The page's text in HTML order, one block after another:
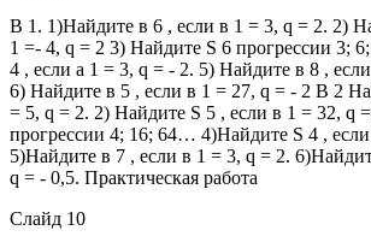
В 1. 1)Найдите в 6 , если в 1 = 3, q = 2. 2)
1 =- 4, q = 2 3) Найдите S 6 прогрессии 3;
4 , если а 1 = 3, q = - 2. 5) Найдите в 8 ,
6) Найдите в 5 , если в 1 = 27, q = - 2 В 2
= 5, q = 2. 2) Найдите S 5 , если в 1 = 32, q
прогрессии 4; 16; 64… 4)Найдите S 4 ,
5)Найдите в 7 , если в 1 = 3, q = 2.
q = - 0,5. Практическая работа
Слайд 10